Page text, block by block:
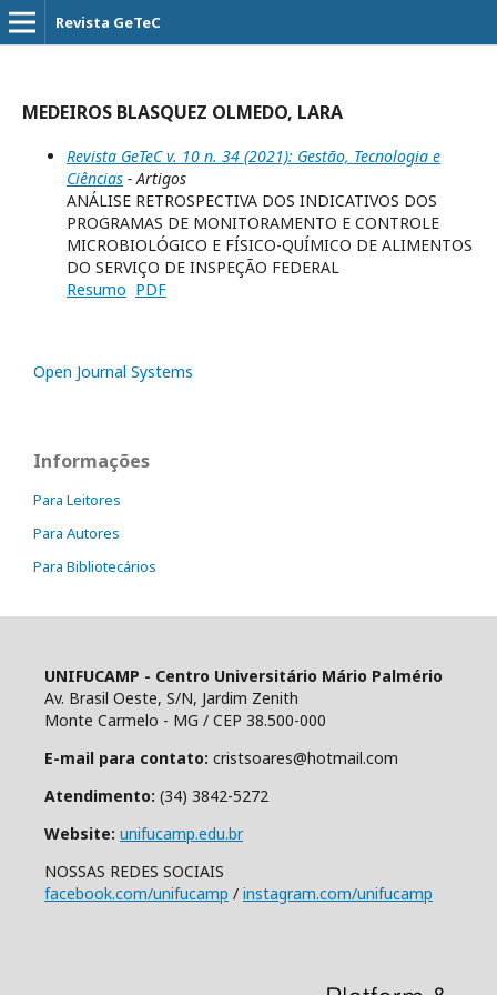
Revista GeTeC
MEDEIROS BLASQUEZ OLMEDO, LARA
Revista GeTeC v. 10 n. 34 (2021): Gestão, Tecnologia e
Ciências - Artigos
ANÁLISE RETROSPECTIVA DOS INDICATIVOS DOS
PROGRAMAS DE MONITORAMENTO E CONTROLE
MICROBIOLÓGICO E FÍSICO-QUÍMICO DE ALIMENTOS
DO SERVIÇO DE INSPEÇÃO FEDERAL
Resumo PDF
Open Journal Systems
Informações
Para Leitores
Para Autores
Para Bibliotecários
UNIFUCAMP - Centro Universitário Mário Palmério
Av. Brasil Oeste, S/N, Jardim Zenith
Monte Carmelo - MG / CEP 38.500-000
E-mail para contato: cristsoares@hotmail.com
Atendimento: (34) 3842-5272
Website: unifucamp.edu.br
NOSSAS REDES SOCIAIS
facebook.com/unifucamp / instagram.com/unifucamp